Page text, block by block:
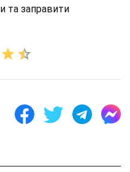
та заправити